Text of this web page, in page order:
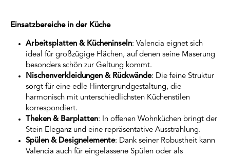
Einsatzbereiche in der Küche
Arbeitsplatten & Kücheninseln: Valencia eignet sich
ideal für großzügige Flächen, auf denen seine Maserung
besonders schön zur Geltung kommt.
Nischenverkleidungen & Rückwände: Die feine Struktur
sorgt für eine edle Hintergrundgestaltung, die
harmonisch mit unterschiedlichsten Küchenstilen
korrespondiert.
Theken & Barplatten: In offenen Wohnküchen bringt der
Stein Eleganz und eine repräsentative Ausstrahlung.
Spülen & Designelemente: Dank seiner Robustheit kann
Valencia auch für eingelassene Spülen oder als